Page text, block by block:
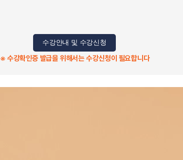
수강안내 및 수강신청
※ 수강확인증 발급을 위해서는 수강신청이 필요합니다